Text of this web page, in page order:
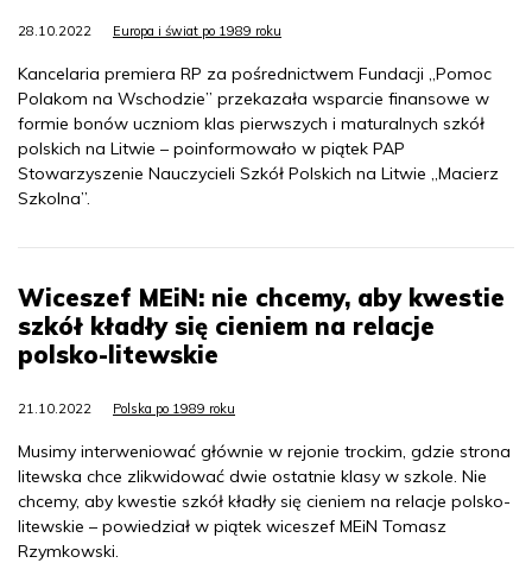
28.10.2022 Europa i świat po 1989 roku
Kancelaria premiera RP za pośrednictwem Fundacji „Pomoc
Polakom na Wschodzie” przekazała wsparcie finansowe w
formie bonów uczniom klas pierwszych i maturalnych szkół
polskich na Litwie – poinformowało w piątek PAP
Stowarzyszenie Nauczycieli Szkół Polskich na Litwie „Macierz
Szkolna”.
Wiceszef MEiN: nie chcemy, aby kwestie
szkół kładły się cieniem na relacje
polsko-litewskie
21.10.2022 Polska po 1989 roku
Musimy interweniować głównie w rejonie trockim, gdzie strona
litewska chce zlikwidować dwie ostatnie klasy w szkole. Nie
chcemy, aby kwestie szkół kładły się cieniem na relacje polsko-
litewskie – powiedział w piątek wiceszef MEiN Tomasz
Rzymkowski.